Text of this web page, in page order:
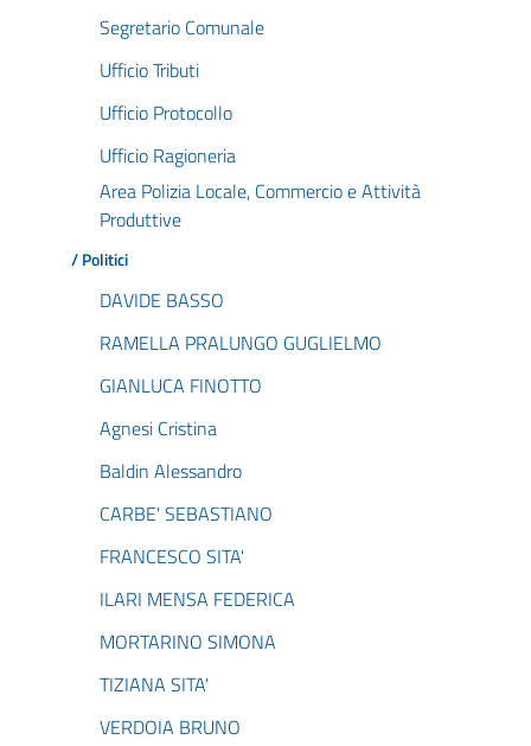
Segretario Comunale
Ufficio Tributi
Ufficio Protocollo
Ufficio Ragioneria
Area Polizia Locale, Commercio e Attività
Produttive
/ Politici
DAVIDE BASSO
RAMELLA PRALUNGO GUGLIELMO
GIANLUCA FINOTTO
Agnesi Cristina
Baldin Alessandro
CARBE' SEBASTIANO
FRANCESCO SITA'
ILARI MENSA FEDERICA
MORTARINO SIMONA
TIZIANA SITA'
VERDOIA BRUNO